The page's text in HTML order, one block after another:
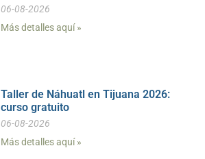
06-08-2026
Más detalles aquí »
Taller de Náhuatl en Tijuana 2026:
curso gratuito
06-08-2026
Más detalles aquí »